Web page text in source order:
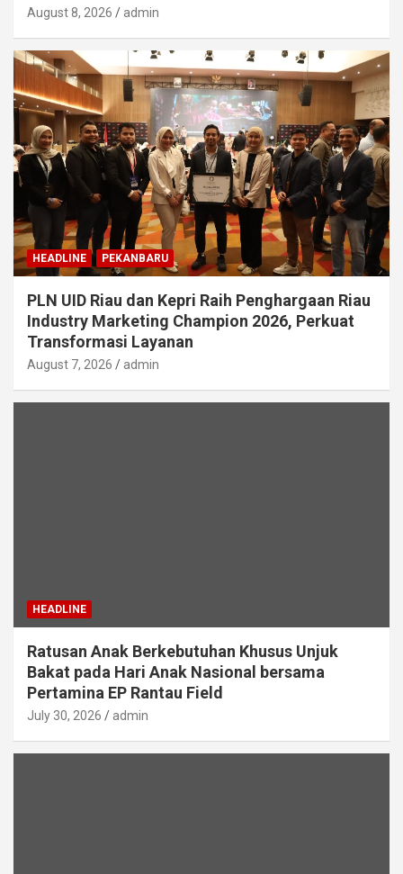
August 8, 2026 admin
HEADLINE PEKANBARU
PLN UID Riau dan Kepri Raih Penghargaan Riau
Industry Marketing Champion 2026, Perkuat
Transformasi Layanan
August 7, 2026 admin
HEADLINE
Ratusan Anak Berkebutuhan Khusus Unjuk
Bakat pada Hari Anak Nasional bersama
Pertamina EP Rantau Field
July 30, 2026 admin